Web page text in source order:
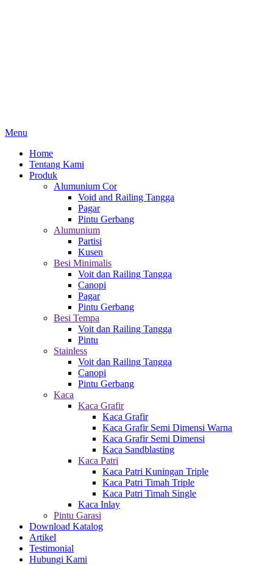
Menu
Home
Tentang Kami
Produk
Alumunium Cor
Void and Railing Tangga
Pagar
Pintu Gerbang
Alumunium
Partisi
Kusen
Besi Minimalis
Voit dan Railing Tangga
Canopi
Pagar
Pintu Gerbang
Besi Tempa
Voit dan Railing Tangga
Pintu
Stainless
Voit dan Railing Tangga
Canopi
Pintu Gerbang
Kaca
Kaca Grafir
Kaca Grafir
Kaca Grafir Semi Dimensi Warna
Kaca Grafir Semi Dimensi
Kaca Sandblasting
Kaca Patri
Kaca Patri Kuningan Triple
Kaca Patri Timah Triple
Kaca Patri Timah Single
Kaca Inlay
Pintu Garasi
Download Katalog
Artikel
Testimonial
Hubungi Kami